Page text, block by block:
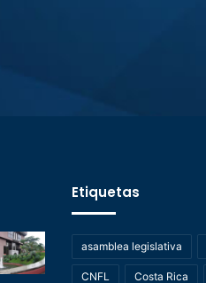
Etiquetas
asamblea legislativa
CNFL Costa Rica